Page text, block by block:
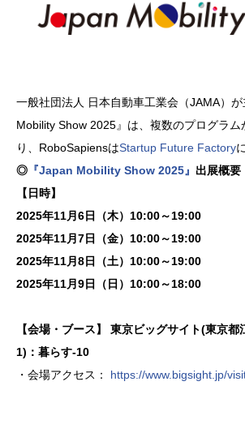
一般社団法人 日本自動車工業会（JAMA）
Mobility Show 2025』は、複数のプログラム
り、RoboSapiensはStartup Future Factory
◎ 『Japan Mobility Show 2025』 出展概要
【日時】
2025年11月6日（木）10:00～19:00
2025年11月7日（金）10:00～19:00
2025年11月8日（土）10:00～19:00
2025年11月9日（日）10:00～18:00
【会場・ブース】 東京ビッグサイト(東京
1)：暮らす-10
・会場アクセス： https://www.bigsight.jp/